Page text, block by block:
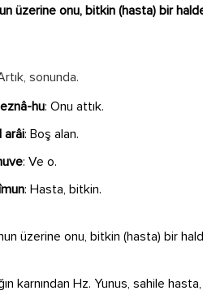
üzerine onu, bitkin (hasta) bir
sonunda.
hu: Onu attık.
arâi: Boş alan.
: Ve o.
: Hasta, bitkin.
üzerine onu, bitkin (hasta) bir
karnından Hz. Yunus, sahile